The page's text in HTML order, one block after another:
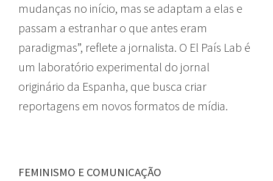
mudanças no início, mas se adaptam a elas e
passam a estranhar o que antes eram
paradigmas”, reflete a jornalista. O El País Lab é
um laboratório experimental do jornal
originário da Espanha, que busca criar
reportagens em novos formatos de mídia.
FEMINISMO E COMUNICAÇÃO